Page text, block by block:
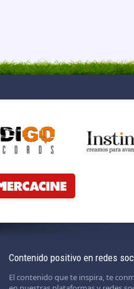
Contenido positivo en redes
El contenido que te inspira, te